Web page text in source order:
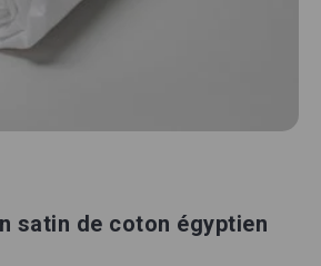
satin de coton égyptien